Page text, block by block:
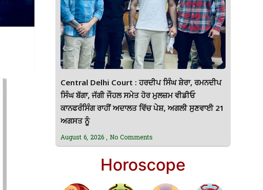
Central Delhi Court : ਹਰਦੀਪ ਸਿੰਘ ਸ਼ੇਰਾ, ਰਮਨਦੀਪ
ਸਿੰਘ ਬੱਗਾ, ਜੱਗੀ ਜੌਹਲ ਸਮੇਤ ਹੋਰ ਮੁਲਜ਼ਮ ਵੀਡੀਓ
ਕਾਨਫਰੰਸਿੰਗ ਰਾਹੀਂ ਅਦਾਲਤ ਵਿੱਚ ਪੇਸ਼, ਅਗਲੀ ਸੁਣਵਾਈ 21
ਅਗਸਤ ਨੂੰ
August 6, 2026 No Comments
Horoscope